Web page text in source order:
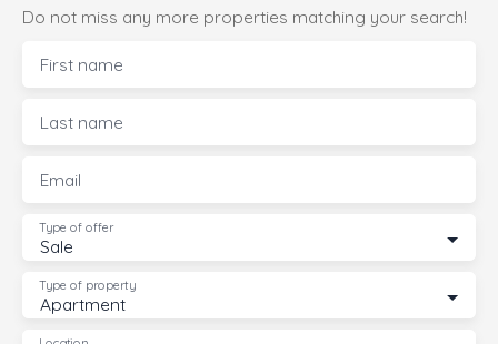
Do not miss any more properties matching your search!
First name
Last name
Email
Sale
Type of offer
Apartment
Type of property